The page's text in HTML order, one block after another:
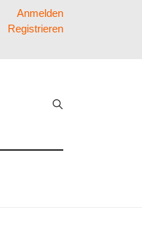
Anmelden
Registrieren